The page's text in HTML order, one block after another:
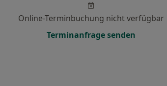
Online-Terminbuchung nicht verfügbar
Terminanfrage senden